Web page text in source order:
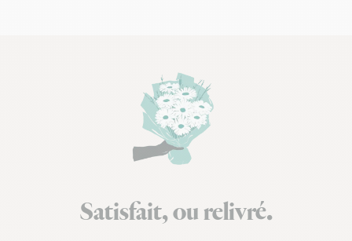
Satisfait, ou relivré.